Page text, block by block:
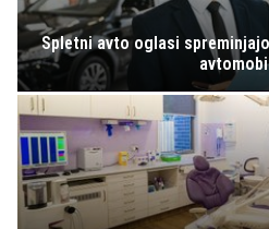
Spletni avto oglasi